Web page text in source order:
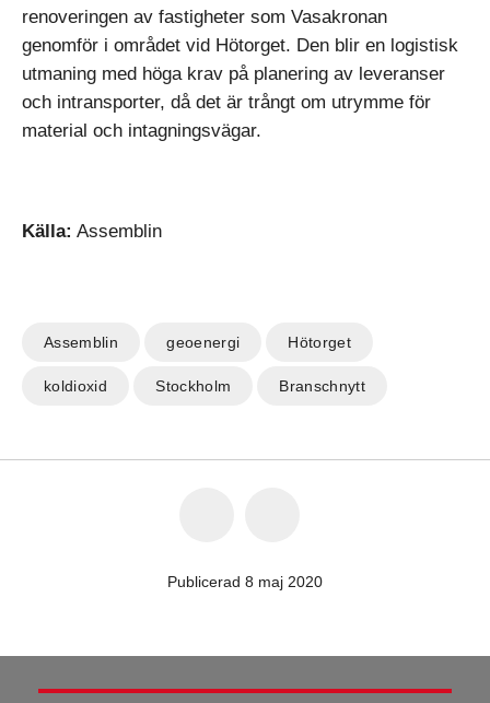
renoveringen av fastigheter som Vasakronan
genomför i området vid Hötorget. Den blir en logistisk
utmaning med höga krav på planering av leveranser
och intransporter, då det är trångt om utrymme för
material och intagningsvägar.
Källa: Assemblin
Assemblin geoenergi Hötorget
koldioxid Stockholm Branschnytt
Publicerad 8 maj 2020